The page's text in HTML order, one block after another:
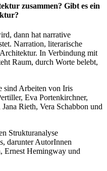
zusammen? Gibt es ein
dann hat narrative
Narration, literarische
In Verbindung mit
Raum, durch Worte belebt,
sind Arbeiten von Iris
Eva Portenkirchner,
Rieth, Vera Schabbon und
Strukturanalyse
darunter AutorInnen
Ernest Hemingway und